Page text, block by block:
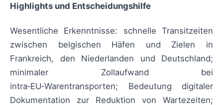
Highlights und Entscheidungshilfe
Wesentliche Erkenntnisse: schnelle Transitzeiten
zwischen belgischen Häfen und Zielen in
Frankreich, den Niederlanden und Deutschland;
minimaler Zollaufwand bei
intra‑EU‑Warentransporten; Bedeutung digitaler
Dokumentation zur Reduktion von Wartezeiten;